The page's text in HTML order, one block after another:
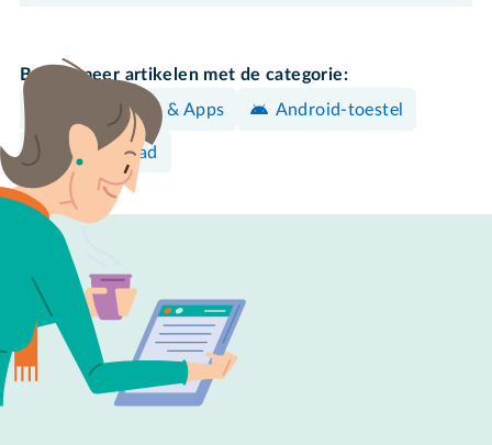
Bekijk meer artikelen met de categorie:
Programma's & Apps
Android-toestel
iPhone/iPad